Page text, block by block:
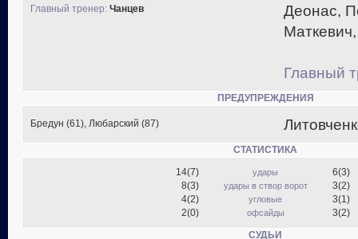
Главный тренер: Чанцев
Деонас,
Главный
ПРЕДУПРЕЖДЕНИЯ
Бредун (61), Любарский (87)
СТАТИСТИКА
14(7)
8(3)
4(2)
2(0)
удары
удары в створ ворот
угловые
офсайды
6(3)
3(2)
3(1)
3(2)
СУДЬИ